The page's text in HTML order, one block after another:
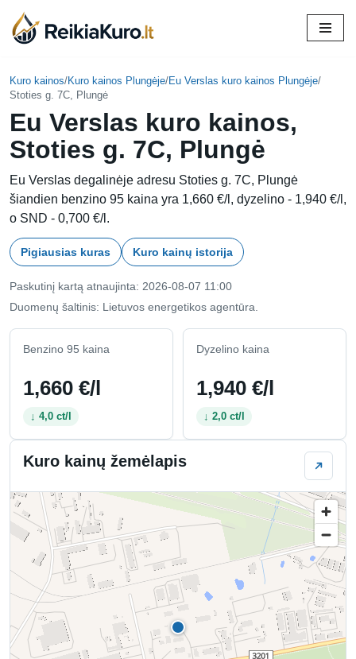
Skip
content
Kuro kainos/Kuro kainos Plungėje/Eu Verslas kuro kainos Plungėje/
Stoties g. 7C, Plungė
Eu Verslas kuro kainos,
Stoties g. 7C, Plungė
Eu Verslas degalinėje adresu Stoties g. 7C, Plungė
šiandien benzino 95 kaina yra 1,660 €/l, dyzelino - 1,940 €/l,
o SND - 0,700 €/l.
Pigiausias kuras Kuro kainų istorija
Paskutinį kartą atnaujinta: 2026-08-07 11:00
Duomenų šaltinis: Lietuvos energetikos agentūra.
Benzino 95 kaina
1,660 €/l
↓ 4,0 ct/l
Dyzelino kaina
1,940 €/l
↓ 2,0 ct/l
Kuro kainų žemėlapis